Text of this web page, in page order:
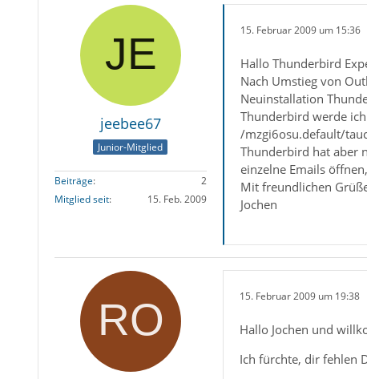
jeebee67
Junior-Mitglied
Beiträge
2
Mitglied seit
15. Feb. 2009
15. Februar 2009 um 15:36
Hallo Thunderbird
Nach Umstieg von
Neuinstallation
Thunderbird werde
/mzgi6osu.default/
Thunderbird hat aber
einzelne Emails
Mit freundlichen
Jochen
15. Februar 2009 um 19:38
Hallo Jochen und
Ich fürchte, dir fehlen